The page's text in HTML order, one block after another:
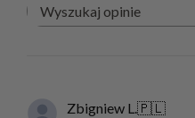
Wyszukaj
Zbigniew L.🇵🇱